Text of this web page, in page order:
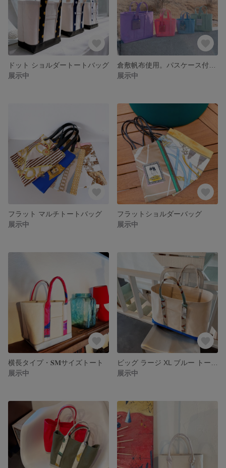
ドット ショルダートートバッグ
展示中
展示中
フラット マルチトートバッグ
展示中
フラットショルダーバッグ
展示中
横長タイプ・𝐒𝐌サイズトート
展示中
展示中